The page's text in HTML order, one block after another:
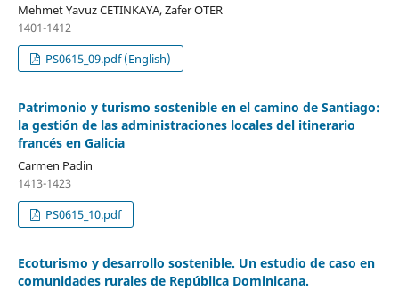
Mehmet Yavuz CETINKAYA, Zafer OTER
1401-1412
PS0615_09.pdf (English)
Patrimonio y turismo sostenible en el camino de Santiago:
la gestión de las administraciones locales del itinerario
francés en Galicia
Carmen Padin
1413-1423
PS0615_10.pdf
Ecoturismo y desarrollo sostenible. Un estudio de caso en
comunidades rurales de República Dominicana.